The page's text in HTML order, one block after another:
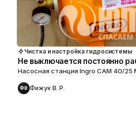
Чистка и настройка гидросистемы
Не выключается постоянно
Насосная станция Ingro CAM 40/25
ФВ Фижук В. Р.